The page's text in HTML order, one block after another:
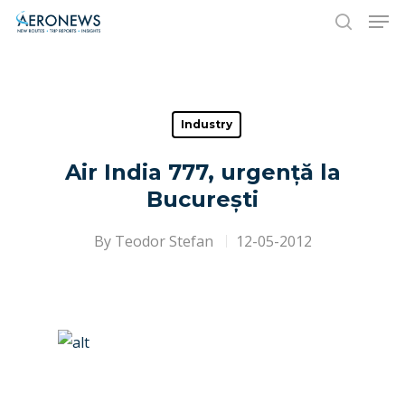
Hit enter to search or ESC to close
Industry
Air India 777, urgență la
București
By Teodor Stefan 12-05-2012